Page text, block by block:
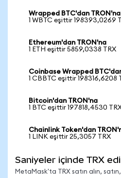
Wrapped BTC'dan TRON'na
1 WBTC eşittir 198393,0269
Ethereum'dan TRON'na
1 ETH eşittir 5859,0338 TRX
Coinbase Wrapped
1 CBBTC eşittir 198316,6208
Bitcoin'dan TRON'na
1 BTC eşittir 197818,4530
Chainlink Token'dan
1 LINK eşittir 25,3057 TRX
Saniyeler içinde TRX
MetaMask'ta TRX satın alın,